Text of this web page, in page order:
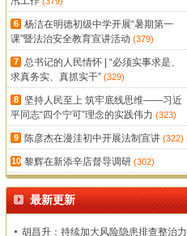
6
杨洁在明德初级中学开展“暑期第一
课”暨法治安全教育宣讲活动 (379)
7
总书记的人民情怀 | “必须实事求是、
求真务实、真抓实干” (329)
8
坚持人民至上 筑牢底线思维——习近
平同志“四个宁可”理念的实践伟力 (323)
9 陈彦杰在漫洼初中开展法制宣讲 (322)
10 黎辉在新添辛店督导调研 (302)
最新更新
胡昌升：持续加大风险隐患排查整治力